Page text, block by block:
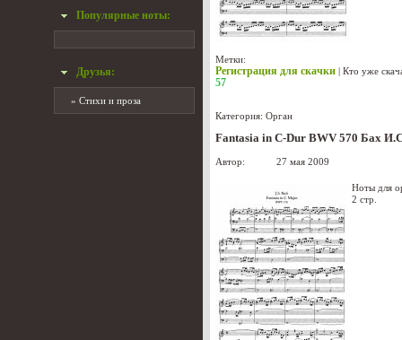
Популярные ноты:
Друзья:
» Стихи и проза
Метки:
Регистрация для скачки | Кто уже
57
Категория: Орган
Fantasia in C-Dur BWV 570 Бах
Автор: 27 мая 2009
Ноты для
2 стр.